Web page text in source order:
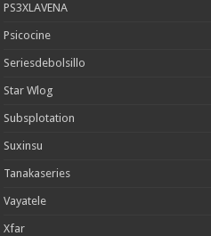
PS3XLAVENA
Psicocine
Seriesdebolsillo
Star Wlog
Subsplotation
Suxinsu
Tanakaseries
Vayatele
Xfar